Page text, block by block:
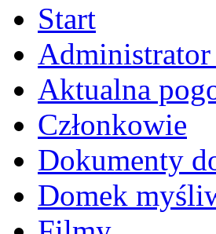
Start
Aktualna
Członkowie
Dokumenty
Domek